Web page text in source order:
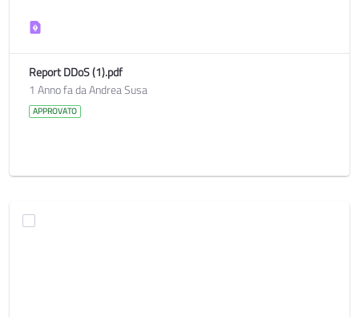
Report DDoS (1).pdf
1 Anno fa da Andrea Susa
APPROVATO